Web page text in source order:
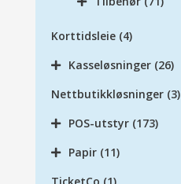
Korttidsleie (4)
Kasseløsninger (26)
Nettbutikkløsninger (3)
POS-utstyr (173)
Papir (11)